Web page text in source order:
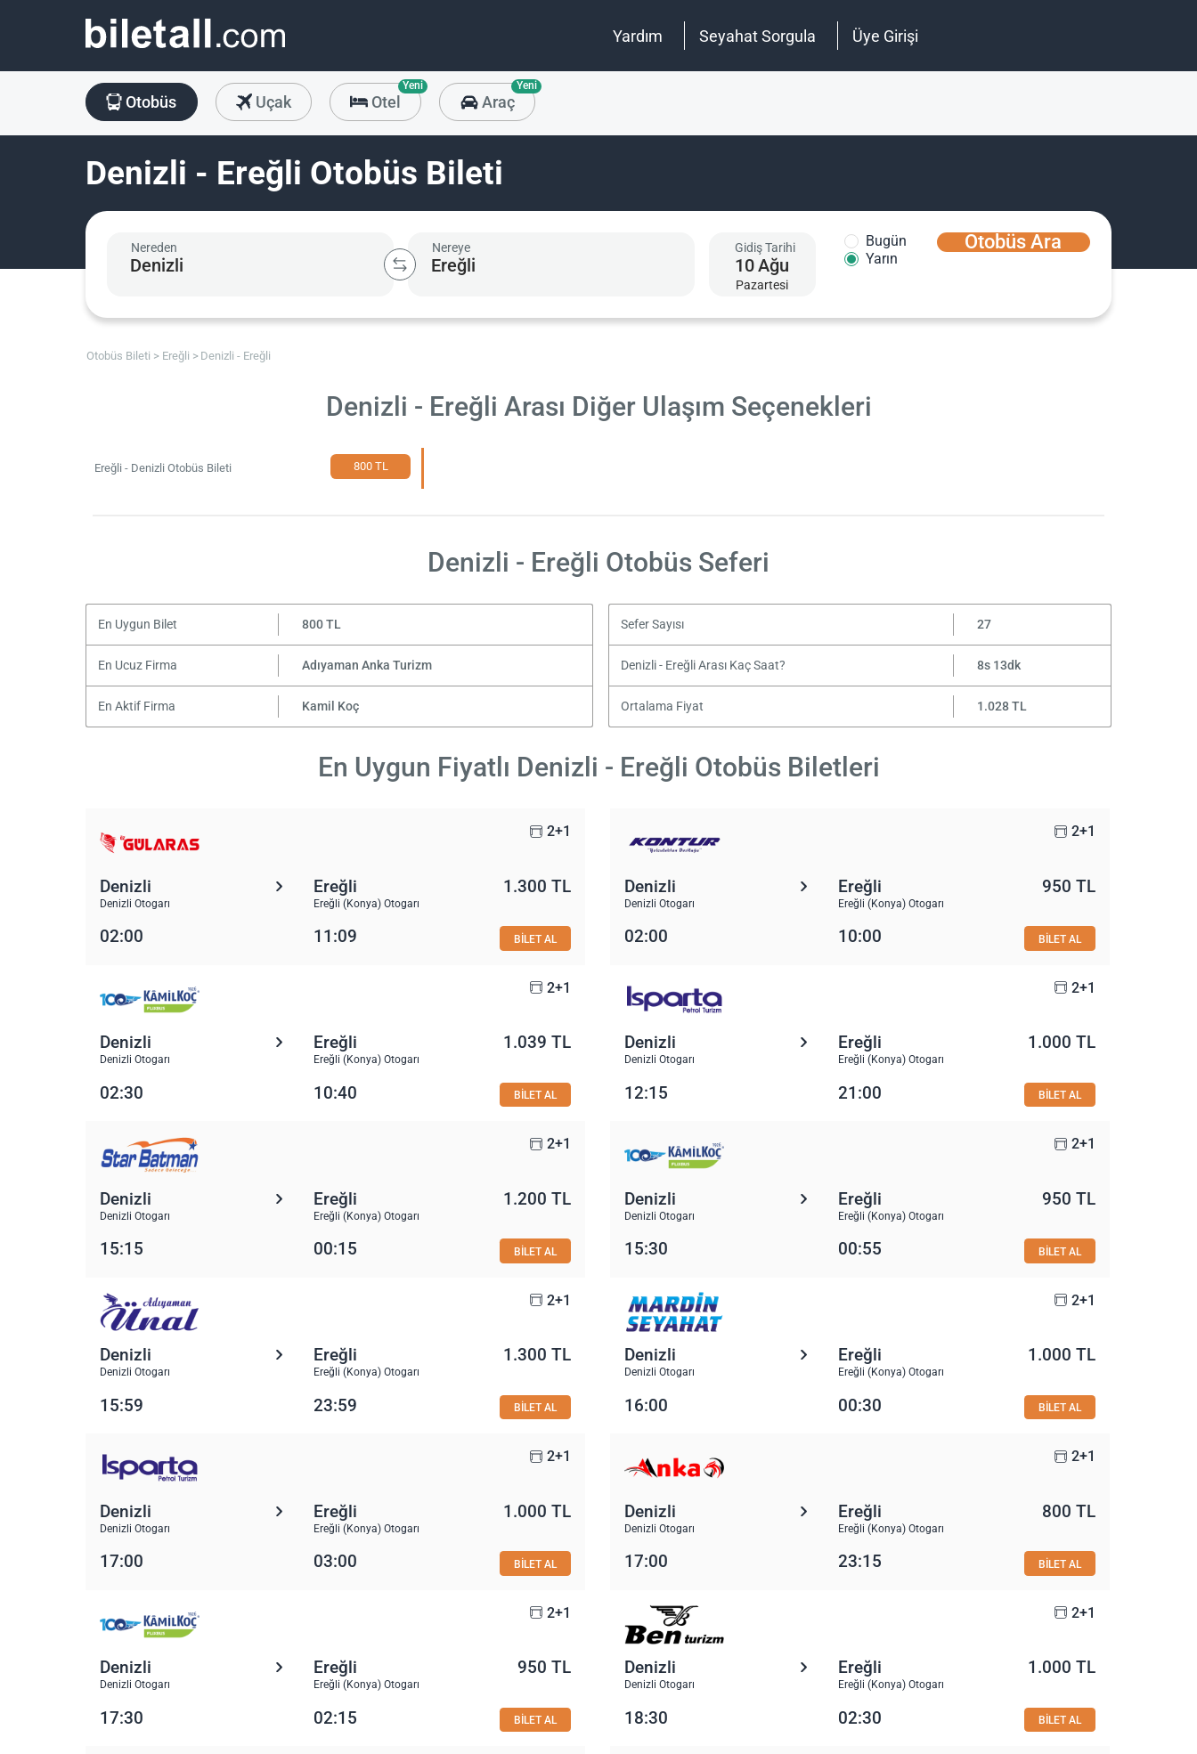
Yardım Seyahat Sorgula Üye Girişi
Otobüs Uçak Otel
Yeni
Araç
Yeni
Denizli - Ereğli Otobüs Bileti
Nereden Nereye Gidiş Tarihi
10Ağu
Pazartesi
Bugün
Yarın
Otobüs Ara
Otobüs Bileti Ereğli Denizli - Ereğli
Denizli - Ereğli Arası Diğer Ulaşım Seçenekleri
Ereğli - Denizli Otobüs Bileti 800 TL
Denizli - Ereğli Otobüs Seferi
En Uygun Bilet 800 TL Sefer Sayısı 27
En Ucuz Firma Adıyaman Anka Turizm Denizli - Ereğli Arası Kaç Saat? 8s 13dk
En Aktif Firma Kamil Koç Ortalama Fiyat 1.028 TL
En Uygun Fiyatlı Denizli - Ereğli Otobüs Biletleri
2+1
Denizli
Denizli Otogarı
Ereğli
Ereğli (Konya) Otogarı
1.300 TL
02:00 11:09 BİLET AL
2+1
Denizli
Denizli Otogarı
Ereğli
Ereğli (Konya) Otogarı
950 TL
02:00 10:00 BİLET AL
2+1
Denizli
Denizli Otogarı
Ereğli
Ereğli (Konya) Otogarı
1.039 TL
02:30 10:40 BİLET AL
2+1
Denizli
Denizli Otogarı
Ereğli
Ereğli (Konya) Otogarı
1.000 TL
12:15 21:00 BİLET AL
2+1
Denizli
Denizli Otogarı
Ereğli
Ereğli (Konya) Otogarı
1.200 TL
15:15 00:15 BİLET AL
2+1
Denizli
Denizli Otogarı
Ereğli
Ereğli (Konya) Otogarı
950 TL
15:30 00:55 BİLET AL
2+1
Denizli
Denizli Otogarı
Ereğli
Ereğli (Konya) Otogarı
1.300 TL
15:59 23:59 BİLET AL
2+1
Denizli
Denizli Otogarı
Ereğli
Ereğli (Konya) Otogarı
1.000 TL
16:00 00:30 BİLET AL
2+1
Denizli
Denizli Otogarı
Ereğli
Ereğli (Konya) Otogarı
1.000 TL
17:00 03:00 BİLET AL
2+1
Denizli
Denizli Otogarı
Ereğli
Ereğli (Konya) Otogarı
800 TL
17:00 23:15 BİLET AL
2+1
Denizli
Denizli Otogarı
Ereğli
Ereğli (Konya) Otogarı
950 TL
17:30 02:15 BİLET AL
2+1
Denizli
Denizli Otogarı
Ereğli
Ereğli (Konya) Otogarı
1.000 TL
18:30 02:30 BİLET AL